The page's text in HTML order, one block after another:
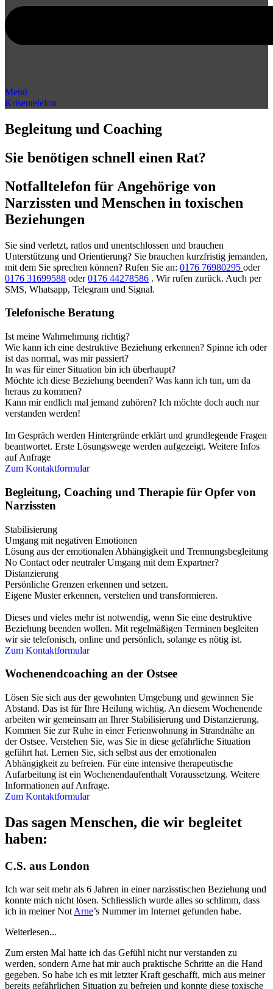
Menü
Krisentelefon
Begleitung und Coaching
Sie benötigen schnell einen Rat?
Notfalltelefon für Angehörige von
Narzissten und Menschen in toxischen
Beziehungen
Sie sind verletzt, ratlos und unentschlossen und brauchen
Unterstützung und Orientierung? Sie brauchen kurzfristig jemanden,
mit dem Sie sprechen können? Rufen Sie an: 0176 76980295 oder
0176 31699588 oder0176 44278586 . Wir rufen zurück. Auch per
SMS, Whatsapp, Telegram und Signal.
Telefonische Beratung
Ist meine Wahrnehmung richtig?
Wie kann ich eine destruktive Beziehung erkennen? Spinne ich oder
ist das normal, was mir passiert?
In was für einer Situation bin ich überhaupt?
Möchte ich diese Beziehung beenden? Was kann ich tun, um da
heraus zu kommen?
Kann mir endlich mal jemand zuhören? Ich möchte doch auch nur
verstanden werden!
Im Gespräch werden Hintergründe erklärt und grundlegende Fragen
beantwortet. Erste Lösungswege werden aufgezeigt. Weitere Infos
auf Anfrage
Zum Kontaktformular
Begleitung, Coaching und Therapie für Opfer von
Narzissten
Stabilisierung
Umgang mit negativen Emotionen
Lösung aus der emotionalen Abhängigkeit und Trennungsbegleitung
No Contact oder neutraler Umgang mit dem Expartner?
Distanzierung
Persönliche Grenzen erkennen und setzen.
Eigene Muster erkennen, verstehen und transformieren.
Dieses und vieles mehr ist notwendig, wenn Sie eine destruktive
Beziehung beenden wollen. Mit regelmäßigen Terminen begleiten
wir sie telefonisch, online und persönlich, solange es nötig ist.
Zum Kontaktformular
Wochenendcoaching an der Ostsee
Lösen Sie sich aus der gewohnten Umgebung und gewinnen Sie
Abstand. Das ist für Ihre Heilung wichtig. An diesem Wochenende
arbeiten wir gemeinsam an Ihrer Stabilisierung und Distanzierung.
Kommen Sie zur Ruhe in einer Ferienwohnung in Strandnähe an
der Ostsee. Verstehen Sie, was Sie in diese gefährliche Situation
geführt hat. Lernen Sie, sich selbst aus der emotionalen
Abhängigkeit zu befreien. Für eine intensive therapeutische
Aufarbeitung ist ein Wochenendaufenthalt Voraussetzung. Weitere
Informationen auf Anfrage.
Zum Kontaktformular
Das sagen Menschen, die wir begleitet
haben:
C.S. aus London
Ich war seit mehr als 6 Jahren in einer narzisstischen Beziehung und
konnte mich nicht lösen. Schliesslich wurde alles so schlimm, dass
ich in meiner NotArne’s Nummer im Internet gefunden habe.
Weiterlesen...
Zum ersten Mal hatte ich das Gefühl nicht nur verstanden zu
werden, sondern Arne hat mir auch praktische Schritte an die Hand
gegeben. So habe ich es mit letzter Kraft geschafft, mich aus meiner
bereits gefährlichen Situation zu befreien und konnte diese toxische